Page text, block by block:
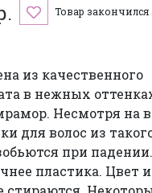
Товар закончился
из качественного
в нежных
Несмотря на
для волос из
при
пластика. Цвет